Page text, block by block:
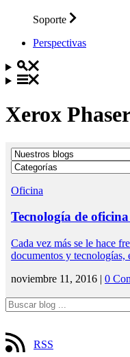
Soporte
Perspectivas
Xerox
Oficina
Tecnología de
Cada vez más se le hace
documentos y
noviembre 11, 2016 | 0
RSS